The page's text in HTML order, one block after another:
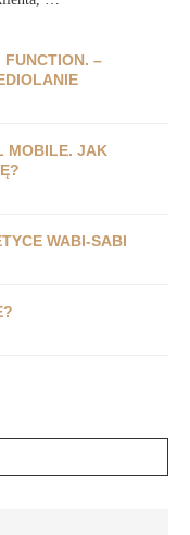
FUNCTION. –
MOBILE. JAK
WABI-SABI